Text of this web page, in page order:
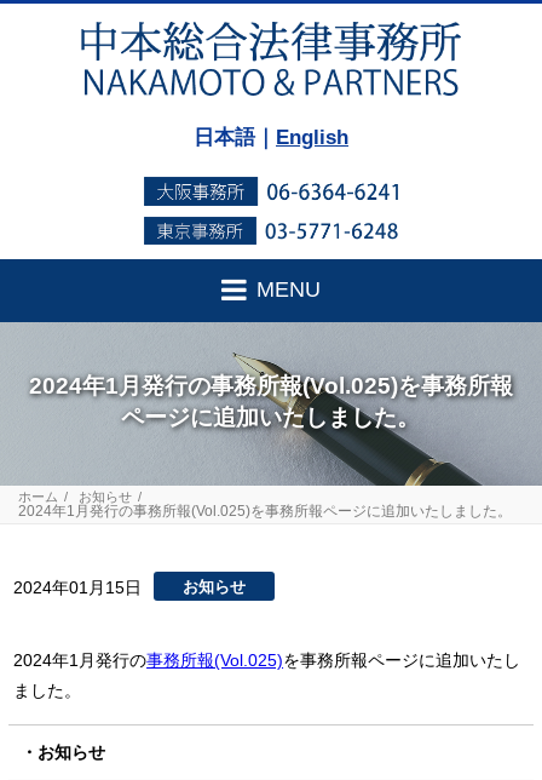
日本語｜ English
MENU
2024年1月発行の事務所報(Vol.025)を事務所報
ページに追加いたしました。
ホーム お知らせ
2024年1月発行の事務所報(Vol.025)を事務所報ページに追加いたしました。
2024年01月15日 お知らせ
2024年1月発行の事務所報(Vol.025)を事務所報ページに追加いたし
ました。
お知らせ